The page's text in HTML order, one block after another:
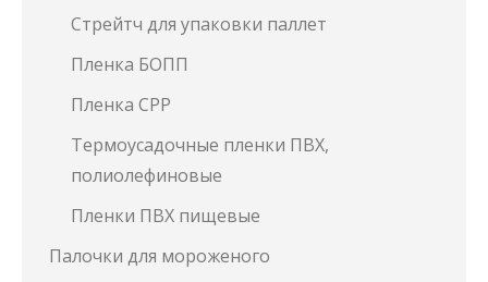
Стрейтч для упаковки паллет
Пленка БОПП
Пленка СРР
Термоусадочные пленки ПВХ,
полиолефиновые
Пленки ПВХ пищевые
Палочки для мороженого